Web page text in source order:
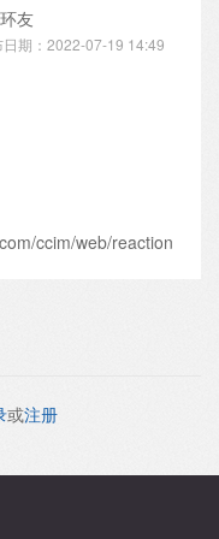
友
日期：2022-07-19 14:49
ccim/web/reaction
或注册